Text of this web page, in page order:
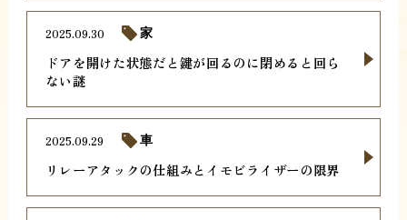
ドアを開けた状態だと鍵が回るのに閉めると回ら
ない謎
2025.09.30 家
リレーアタックの仕組みとイモビライザーの限界
2025.09.29 車